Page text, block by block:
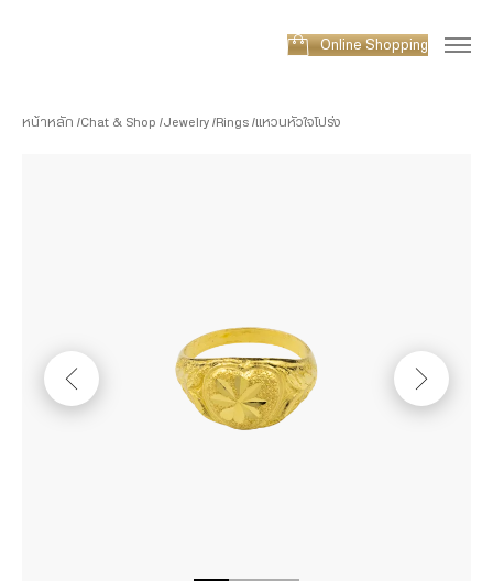
Online Shopping
หน้าหลัก Chat & Shop Jewelry Rings แหวนหัวใจโปร่ง